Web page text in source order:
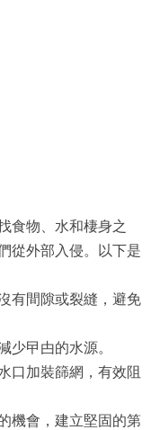
食物、水和棲身之
從外部入侵。以下是
有間隙或裂縫，避免
少曱甴的水源。
口加裝篩網，有效阻
機會，建立堅固的第